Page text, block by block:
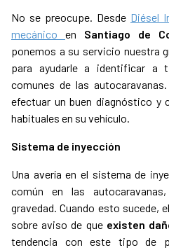
No se preocupe. Desde Diésel
mecánico en Santiago de
ponemos a su servicio nuestra
para ayudarle a identificar a
comunes de las
efectuar un buen diagnóstico y
habituales en su vehículo.
Sistema de inyección
Una avería en el sistema de
común en las
gravedad. Cuando esto sucede,
sobre aviso de que existen
tendencia con este tipo de